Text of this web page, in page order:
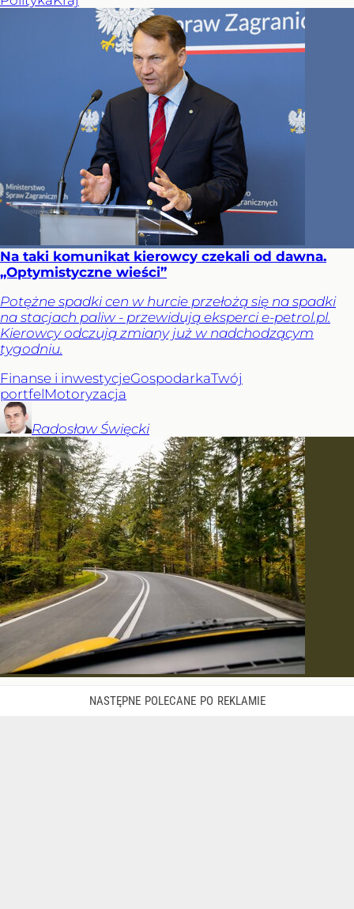
Na taki komunikat kierowcy czekali od dawna.
„Optymistyczne wieści”
Potężne spadki cen w hurcie przełożą się na spadki
na stacjach paliw - przewidują eksperci e-petrol.pl.
Kierowcy odczują zmiany już w nadchodzącym
tygodniu.
Finanse i inwestycjeGospodarkaTwój
portfelMotoryzacja
Radosław Święcki